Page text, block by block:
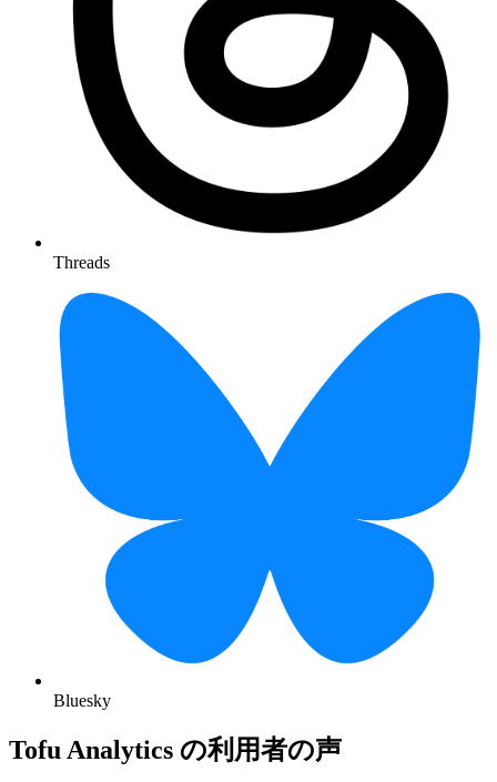
Threads
Bluesky
Tofu Analytics の利用者の声